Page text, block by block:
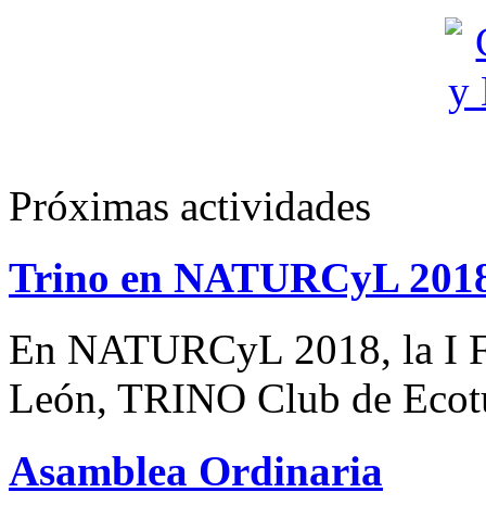
Próximas actividades
Trino en NATURCyL
En NATURCyL 2018, la I
León, TRINO Club de
Asamblea Ordinaria